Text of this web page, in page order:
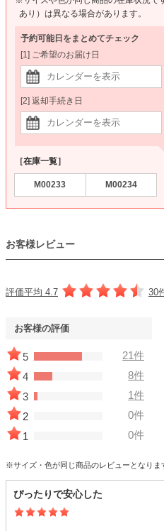
あり）は異なる場合があります。
予約可能日をまとめてチェック
[1] ご希望のお届け日
[2] 返却手続き日
［在庫一覧］
M00233 M00234
お客様レビュー
評価平均 4.7 30
お客様の評価
5
21件
4
8件
3
1件
2
0件
1
0件
※サイズ・色が同じ商品のレビューとなりま
ぴったりで安心した